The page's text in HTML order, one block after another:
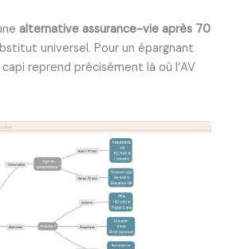
alternative assurance-vie après 70
universel. Pour un épargnant
reprend précisément là où l’AV